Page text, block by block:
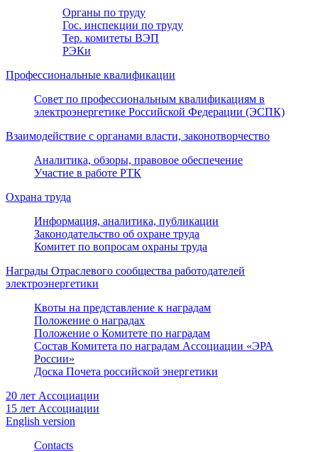
Органы по труду
Гос. инспекции по труду
Тер. комитеты ВЭП
РЭКи
Профессиональные квалификации
Совет по профессиональным квалификациям в
электроэнергетике Российской Федерации (ЭСПК)
Взаимодействие с органами власти, законотворчество
Аналитика, обзоры, правовое обеспечение
Участие в работе РТК
Охрана труда
Информация, аналитика, публикации
Законодательство об охране труда
Комитет по вопросам охраны труда
Награды Отраслевого сообщества работодателей
электроэнергетики
Квоты на представление к наградам
Положение о наградах
Положение о Комитете по наградам
Состав Комитета по наградам Ассоциации «ЭРА
России»
Доска Почета российской энергетики
20 лет Ассоциации
15 лет Ассоциации
English version
Contacts